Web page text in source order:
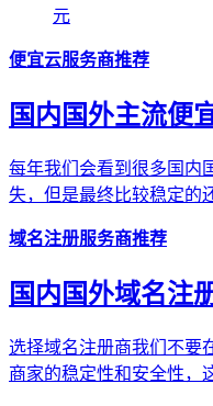
元
便宜云服务商推荐
国内国外主流便
每年我们会看到很多国内
失，但是最终比较稳定的
域名注册服务商推荐
国内国外域名注
选择域名注册商我们不要
商家的稳定性和安全性，